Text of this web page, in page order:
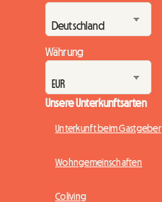
Währung
Unsere Unterkunftsarten
Unterkunft beim Gastgeber
Wohngemeinschaften
Coliving